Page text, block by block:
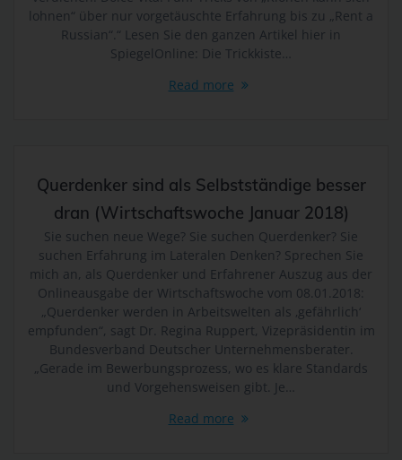
lohnen“ über nur vorgetäuschte Erfahrung bis zu „Rent a
Russian“.“ Lesen Sie den ganzen Artikel hier in
SpiegelOnline: Die Trickkiste…
Read more
Querdenker sind als Selbstständige besser
dran (Wirtschaftswoche Januar 2018)
Sie suchen neue Wege? Sie suchen Querdenker? Sie
suchen Erfahrung im Lateralen Denken? Sprechen Sie
mich an, als Querdenker und Erfahrener Auszug aus der
Onlineausgabe der Wirtschaftswoche vom 08.01.2018:
„Querdenker werden in Arbeitswelten als ‚gefährlich‘
empfunden“, sagt Dr. Regina Ruppert, Vizepräsidentin im
Bundesverband Deutscher Unternehmensberater.
„Gerade im Bewerbungsprozess, wo es klare Standards
und Vorgehensweisen gibt. Je…
Read more
Untersuchungsauftrags nach dem Unionsrecht oder dem
Recht der Mitgliedstaaten möglicherweise
personenbezogene Daten erhalten, gelten jedoch nicht als
j) Dritter
den Personen, die unter der unmittelbaren Verantwortung
des Verantwortlichen oder des Auftragsverarbeiters befugt
sind, die personenbezogenen Daten zu verarbeiten.
k) Einwilligung
Einwilligung ist jede von der betroffenen Person freiwillig für
den bestimmten Fall in informierter Weise und
unmissverständlich abgegebene Willensbekundung in Form
einer Erklärung oder einer sonstigen eindeutigen
bestätigenden Handlung, mit der die betroffene Person zu
verstehen gibt, dass sie mit der Verarbeitung der sie
betreffenden personenbezogenen Daten einverstanden ist.